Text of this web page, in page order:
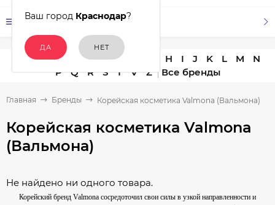
Ваш город Краснодар?
КАТАЛОГ ТОВАРОВ
A C D E H I J K L M
N
P
Q R S T V Z
Главная Бренды Корейская косметика Valmona (Вальмона)
Корейская косметика Valmona
(Вальмона)
Не найдено ни одного товара.
Корейский бренд Valmona сосредоточил свои силы в узкой направленности и